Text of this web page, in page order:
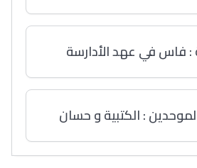
: فاس في عهد الأدارسة
: الكتبية و حسان